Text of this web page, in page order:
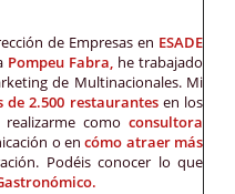
de Empresas en ESADE
Pompeu Fabra, he trabajado
de Multinacionales. Mi
de 2.500 restaurantes en los
como consultora
o encómo atraer más
Podéis conocer lo que